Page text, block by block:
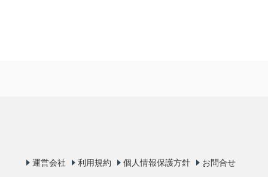
運営会社 利用規約 個人情報保護方針 お問合せ